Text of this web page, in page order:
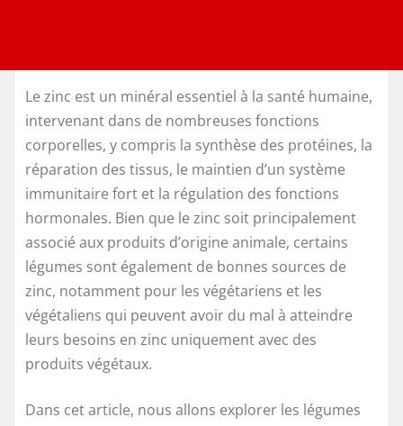
Le zinc est un minéral essentiel à la santé humaine,
intervenant dans de nombreuses fonctions
corporelles, y compris la synthèse des protéines, la
réparation des tissus, le maintien d’un système
immunitaire fort et la régulation des fonctions
hormonales. Bien que le zinc soit principalement
associé aux produits d’origine animale, certains
légumes sont également de bonnes sources de
zinc, notamment pour les végétariens et les
végétaliens qui peuvent avoir du mal à atteindre
leurs besoins en zinc uniquement avec des
produits végétaux.
Dans cet article, nous allons explorer les légumes